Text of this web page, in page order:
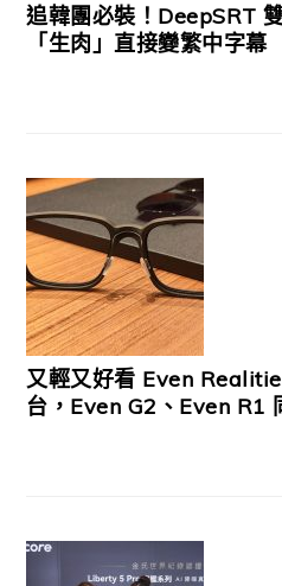
追韓團必裝！DeepSRT
「生肉」直接變繁中字幕
又輕又好看 Even
台，Even G2、Even R1